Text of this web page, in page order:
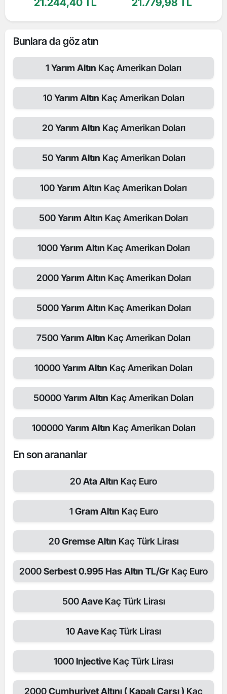
Bunlara da göz atın
1 Yarım Altın Kaç Amerikan Doları
10Yarım Altın Kaç Amerikan Doları
20Yarım Altın Kaç Amerikan Doları
50Yarım Altın Kaç Amerikan Doları
100Yarım Altın Kaç Amerikan Doları
500Yarım Altın Kaç Amerikan Doları
1000Yarım Altın Kaç Amerikan Doları
2000Yarım Altın Kaç Amerikan Doları
5000Yarım Altın Kaç Amerikan Doları
7500Yarım Altın Kaç Amerikan Doları
10000Yarım Altın Kaç Amerikan Doları
50000Yarım Altın Kaç Amerikan Doları
100000Yarım Altın Kaç Amerikan Doları
En son arananlar
20Ata Altın Kaç Euro
1 Gram Altın Kaç Euro
20Gremse Altın Kaç Türk Lirası
2000Serbest 0.995 Has Altın TL/Gr Kaç Euro
500Aave Kaç Türk Lirası
10Aave Kaç Türk Lirası
1000Injective Kaç Türk Lirası
2000Cumhuriyet Altını ( Kapalı Çarşı ) Kaç